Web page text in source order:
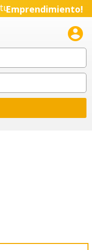
Emprendimiento!
